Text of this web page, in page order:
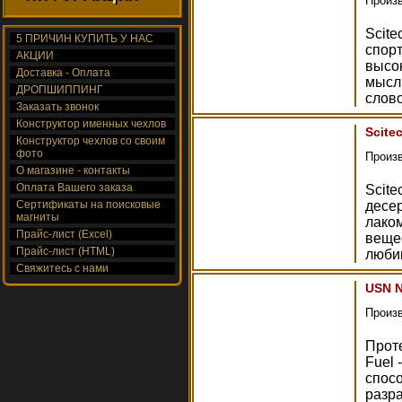
5 ПРИЧИН КУПИТЬ У НАС
АКЦИИ
Доставка - Оплата
ДРОПШИППИНГ
Заказать звонок
Конструктор именных чехлов
Конструктор чехлов со своим
фото
О магазине - контакты
Оплата Вашего заказа
Сертификаты на поисковые
магниты
Прайс-лист (Excel)
Прайс-лист (HTML)
Свяжитесь с нами
USN
Fuel